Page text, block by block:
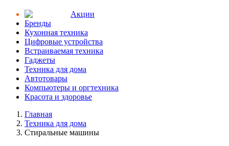
Aкции
Бренды
Кухонная техника
Цифровые устройства
Встраиваемая техника
Гаджеты
Техника для дома
Автотовары
Компьютеры и оргтехника
Красота и здоровье
Главная
Техника для дома
Стиральные машины